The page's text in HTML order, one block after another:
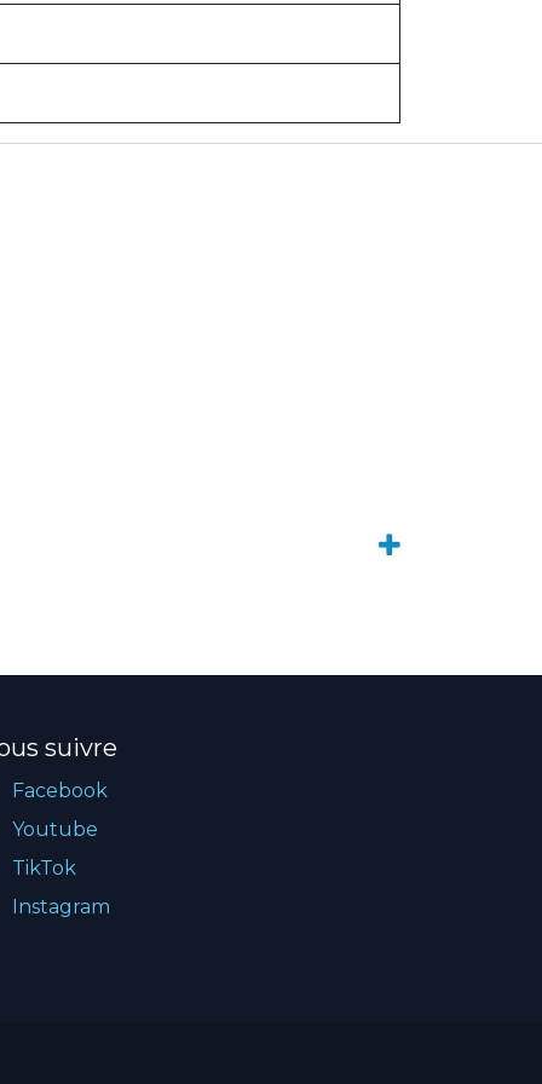
suivre
Facebook
Youtube
TikTok
Instagram